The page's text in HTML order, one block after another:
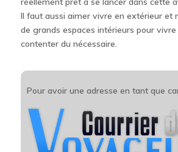
Il faut aussi aimer vivre en extérieur et
de grands espaces intérieurs pour vivre
contenter du nécessaire.
Pour avoir une adresse en tant que